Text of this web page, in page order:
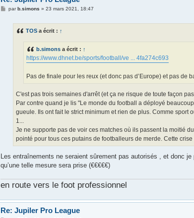
Mparb.simons »23 mars 2021, 18:47
TOS a écrit : ↑
b.simons a écrit : ↑
https://www.dhnet.be/sports/football/ve ... 4fa274c693
Pas de finale pour les reux (et donc pas d’Europe) et pas de
C'est pas trois semaines d'arrêt (et ça ne risque de toute façon
Par contre quand je lis "Le monde du football a déployé
gueule. Ils ont fait le strict minimum et rien de plus. Comme
1...
Je ne supporte pas de voir ces matches où ils passent la moitié
pointé pour tous ces putains de footballeurs de merde. Cette
Les entraînements ne seraient sûrement pas autorisés , et donc
qu’une telle mesure sera prise (€€€€€)
en route vers le foot professionnel
Re: Jupiler Pro League